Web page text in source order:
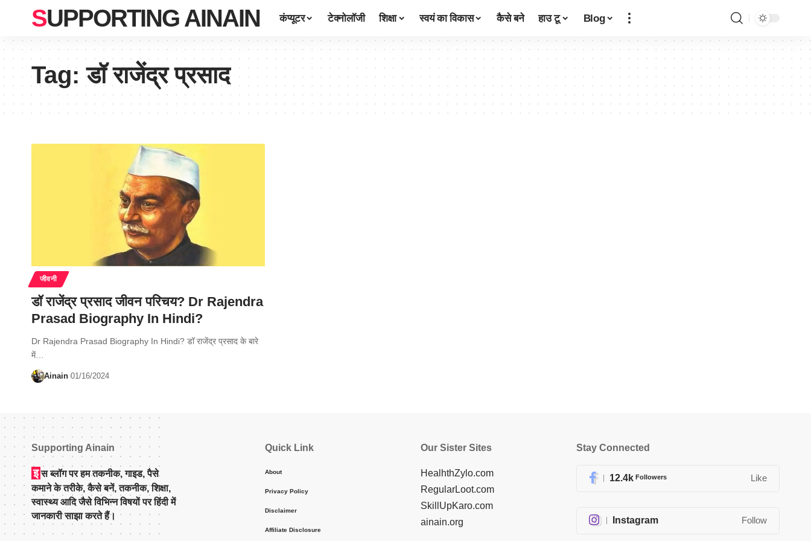
SUPPORTING AINAIN कंप्यूटर टेक्नोलॉजी शिक्षा स्वयं का विकास कैसे बने हाउ टू Blog
Tag:डॉ राजेंद्र प्रसाद
जीवनी
डॉ राजेंद्र प्रसाद जीवन परिचय? Dr Rajendra
Prasad Biography In Hindi?
Dr Rajendra Prasad Biography In Hindi? डॉ राजेंद्र प्रसाद के बारे
में…
Ainain 01/16/2024
Supporting Ainain
इ स ब्लॉग पर हम तकनीक, गाइड, पैसे
कमाने के तरीके, कैसे बनें, तकनीक, शिक्षा,
स्वास्थ्य आदि जैसे विभिन्न विषयों पर हिंदी में
जानकारी साझा करते हैं।
Quick Link
About
Privacy Policy
Disclaimer
Affiliate Disclosure
Our Sister Sites
HealhthZylo.com
RegularLoot.com
SkillUpKaro.com
ainain.org
Stay Connected
12.4k Followers Like
Instagram Follow